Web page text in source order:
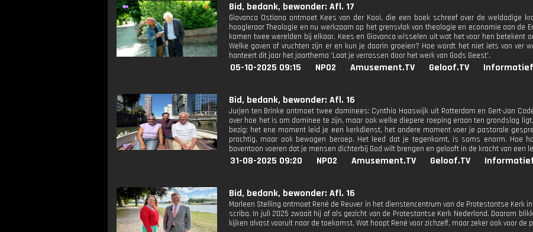
Bid, bedank, bewonder: Afl. 17
Giovanca Ostiana ontmoet Kees van der Kooi, die een boek schreef over de weldadige
hoogleraar Theologie en nu werkzaam op het grensvlak van theologie en economie aan de
komen twee werelden bij elkaar. Kees en Giovanca wisselen uit wat het voor hen betekent
Welke gaven of vruchten zijn er en kun je daarin groeien? Hoe wordt het niet iets van ver
hanteert dit jaar het jaarthema 'Laat je verrassen door het werk van Gods Geest'.
05-10-2025 09:15 NPO2 Amusement.TV Geloof.TV
Bid, bedank, bewonder: Afl. 16
Jurjen ten Brinke ontmoet twee dominees: Cynthia Haaswijk uit Rotterdam en Gert-Jan
over hoe het is om dominee te zijn, maar ook welke diepere roeping eraan ten grondslag
bezig: het ene moment leid je een kerkdienst, het andere moment voer je pastorale
prachtig, maar ook bewogen beroep. Het leed dat je tegenkomt, is soms enorm. Hoe
boventoon voeren dat je mensen dichterbij God wilt brengen en gelooft in de kracht van een
31-08-2025 09:20 NPO2 Amusement.TV Geloof.TV
Bid, bedank, bewonder: Afl. 16
Marleen Stelling ontmoet René de Reuver in het dienstencentrum van de Protestantse Kerk
scriba. In juli 2025 zwaait hij af als gezicht van de Protestantse Kerk Nederland. Daarom
kijken alvast vooruit naar de toekomst. Wat hoopt René voor zichzelf, maar zeker ook voor de